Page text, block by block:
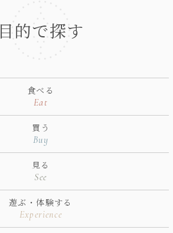
目的で探す
食べる
Eat
買う
Buy
見る
See
遊ぶ・体験する
Experience